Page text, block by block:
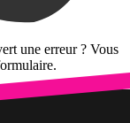
une erreur ? Vous